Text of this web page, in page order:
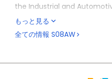
the Industrial and
もっと見る
全ての情報 S08AW